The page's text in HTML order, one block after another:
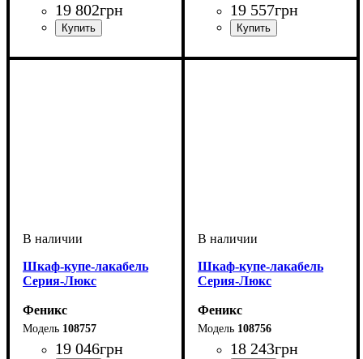
19 802грн 19 557грн
Шкаф-купе-лакабель
Серия-Люкс
Феникс
108757
19 046грн
Шкаф-купе-лакабель
Серия-Люкс
Феникс
108756
18 243грн